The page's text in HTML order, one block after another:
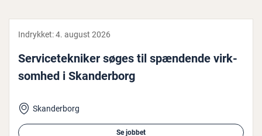
Indrykket:4. august 2026
Ser­vi­ce­tek­ni­ker søges til spændende virk­
som­hed i Skan­der­borg
Skanderborg
Se jobbet